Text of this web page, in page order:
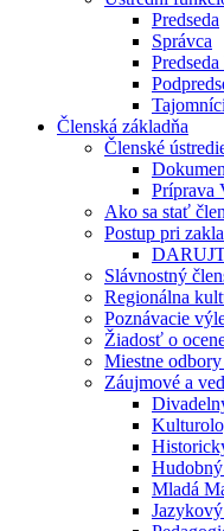
Predseda
Správca
Tajomníci
Členská základňa
Členské
Príprava
Ako sa stať
Postup pri
Slávnostný
Regionálna
Poznávacie
Žiadosť o
Miestne
Záujmové a
Mladá